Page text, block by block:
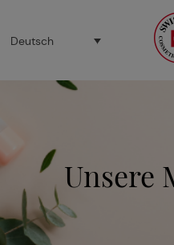
Deutsch
Unsere